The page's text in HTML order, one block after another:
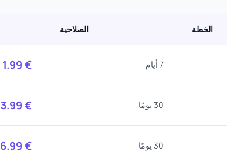
الخطة الصلاحية
7 أيام 1.99 €
30 يومًا 3.99 €
30 يومًا 6.99 €